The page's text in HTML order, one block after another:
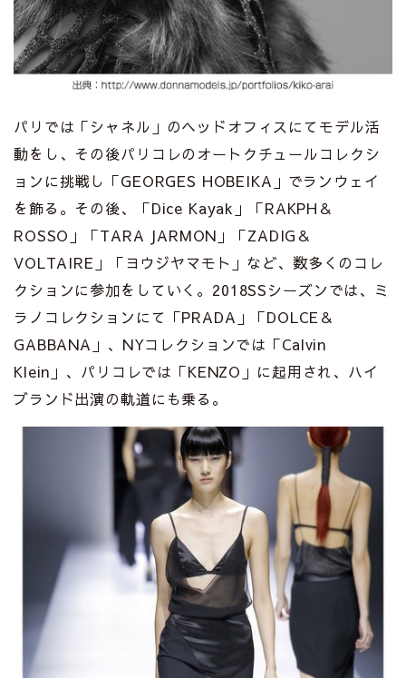
パリでは「シャネル」のヘッドオフィスにてモデル活
動をし、その後パリコレのオートクチュールコレクシ
ョンに挑戦し「GEORGES HOBEIKA」でランウェイ
を飾る。その後、「Dice Kayak」「RAKPH＆
ROSSO」「TARA JARMON」「ZADIG＆
VOLTAIRE」「ヨウジヤマモト」など、数多くのコレ
クションに参加をしていく。2018SSシーズンでは、ミ
ラノコレクションにて「PRADA」「DOLCE＆
GABBANA」、NYコレクションでは「Calvin
Klein」、パリコレでは「KENZO」に起用され、ハイ
ブランド出演の軌道にも乗る。